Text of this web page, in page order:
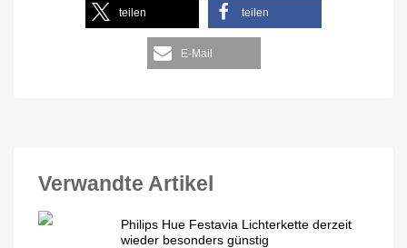
teilen teilen
E-Mail
Verwandte Artikel
Philips Hue Festavia Lichterkette derzeit
wieder besonders günstig